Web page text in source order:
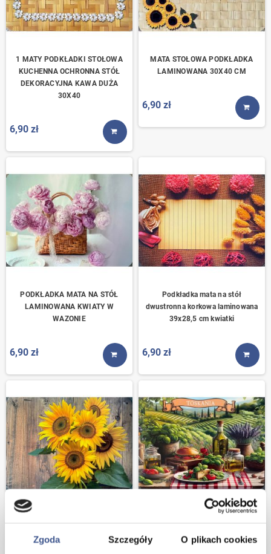
Zgoda Szczegóły O plikach cookies
1 MATY PODKŁADKI STOŁOWA
KUCHENNA OCHRONNA STÓŁ
DEKORACYJNA KAWA DUŻA
30X40
6,90 zł
KUP TERAZ
MATA STOŁOWA PODKŁADKA
LAMINOWANA 30X40 CM
6,90 zł
KUP
PODKŁADKA MATA NA STÓŁ
LAMINOWANA KWIATY W
WAZONIE
6,90 zł
KUP TERAZ
Podkładka mata na stół
dwustronna korkowa laminowana
39x28,5 cm kwiatki
6,90 zł
KUP